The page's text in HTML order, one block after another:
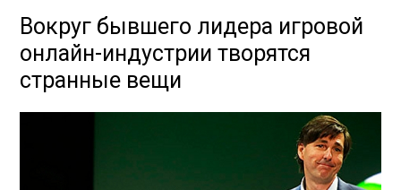
Вокруг бывшего лидера игровой
онлайн-индустрии творятся
странные вещи